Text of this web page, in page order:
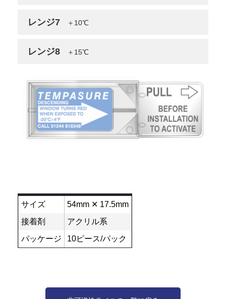
レンジ7 ＋10℃
レンジ8 ＋15℃
サイズ
54mm ✕ 17.5mm
接着剤
アクリル系
パッケージ
10ピース/パック